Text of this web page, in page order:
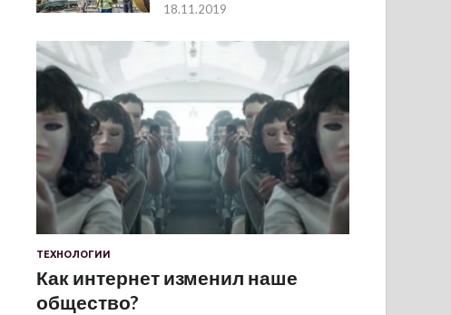
18.11.2019
ТЕХНОЛОГИИ
Как интернет изменил наше
общество?